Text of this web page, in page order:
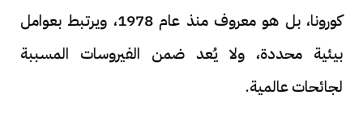
كورونا، بل هو معروف منذ عام 1978، ويرتبط بعوامل
بيئية محددة، ولا يُعد ضمن الفيروسات المسببة
لجائحات عالمية.